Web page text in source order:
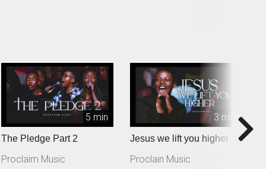
5 min
The Pledge Part 2
Proclaim Music
3 min
Jesus we lift you higher
Proclain Music